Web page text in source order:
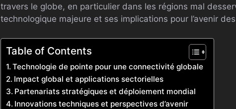
travers le globe, en particulier dans les régions mal
technologique majeure et ses implications pour l’avenir
Table of Contents
Technologie de pointe pour une connectivité globale
Impact global et applications sectorielles
Partenariats stratégiques et déploiement mondial
Innovations techniques et perspectives d’avenir